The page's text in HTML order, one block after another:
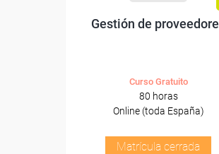
Gestión de
Curso Gratuito
80 horas
Online (toda España)
Matrícula cerrada